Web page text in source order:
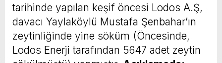
tarihinde yapılan keşif öncesi Lodos A.Ş,
davacı Yaylaköylü Mustafa Şenbahar’ın
zeytinliğinde yine söküm (Öncesinde,
Lodos Enerji tarafından 5647 adet zeytin